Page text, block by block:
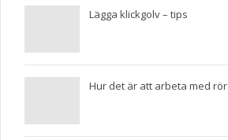
Lägga klickgolv – tips
Hur det är att arbeta med rör